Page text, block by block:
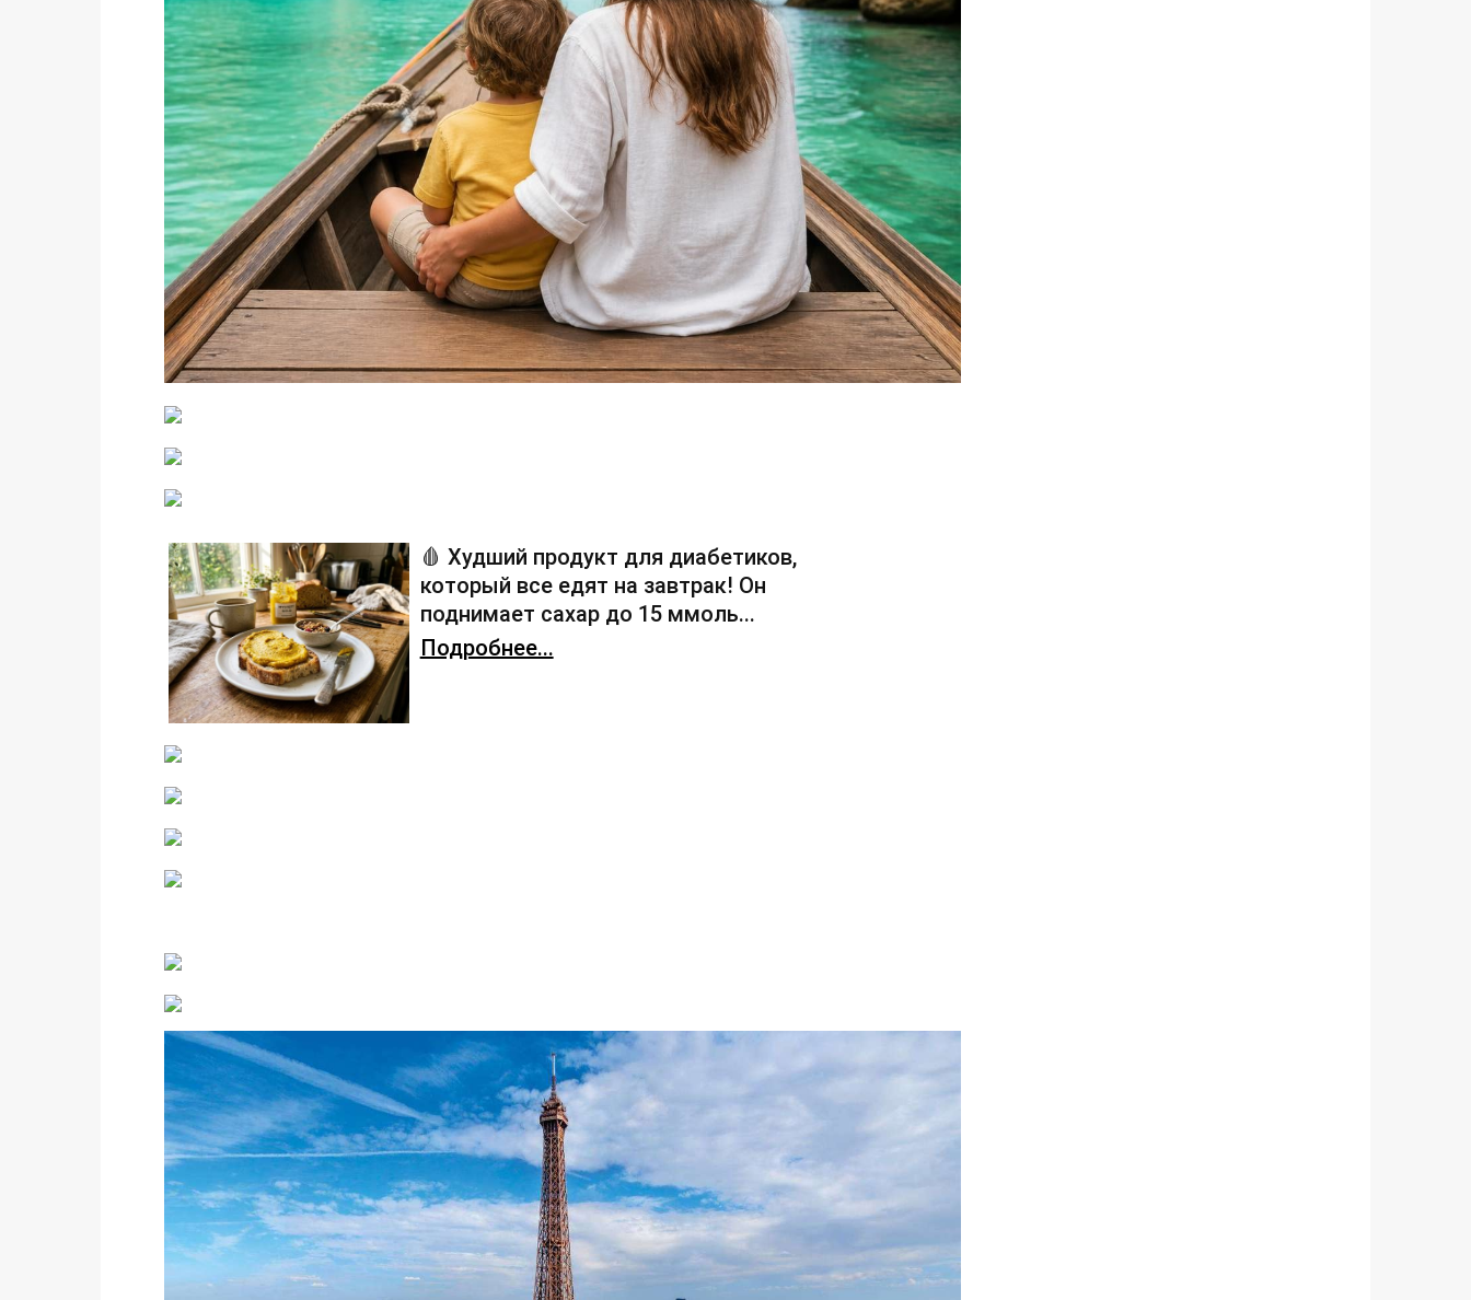
🩸 Худший продукт для диабетиков,
который все едят на завтрак! Он
поднимает сахар до 15 ммоль...
Подробнее...